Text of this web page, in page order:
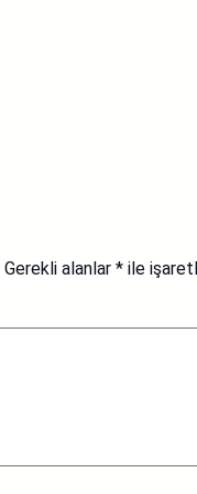
Gerekli alanlar * ile